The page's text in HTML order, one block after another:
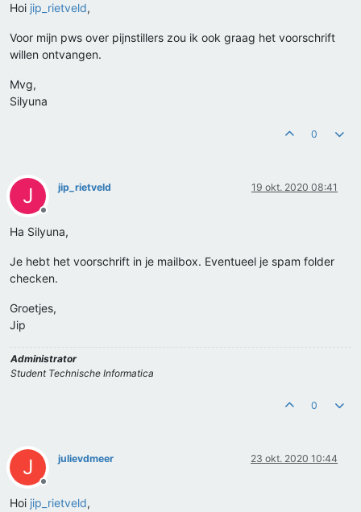
Hoi jip_rietveld,
Voor mijn pws over pijnstillers zou ik ook graag het voorschrift
willen ontvangen.
Mvg,
Silyuna
0
J
Offline
jip_rietveld 19 okt. 2020 08:41
Ha Silyuna,
Je hebt het voorschrift in je mailbox. Eventueel je spam folder
checken.
Groetjes,
Jip
Administrator
Student Technische Informatica
0
J
Offline
julievdmeer 23 okt. 2020 10:44
Hoi jip_rietveld,